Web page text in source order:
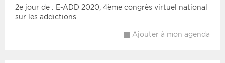
Recherche par mots clés
2e jour de : E-ADD 2020, 4ème congrès virtuel national
sur les addictions
Ajouter à mon agenda